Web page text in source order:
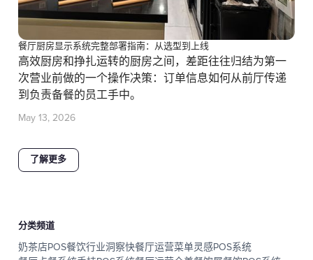
餐厅厨房显示系统完整部署指南：从选型到上线
高效厨房和挣扎运转的厨房之间，差距往往归结为第一
次营业前做的一个操作决策：订单信息如何从前厅传递
到负责备餐的员工手中。
May 13, 2026
了解更多
分类频道
奶茶店POS餐饮行业洞察快餐厅运营菜单灵感POS系统